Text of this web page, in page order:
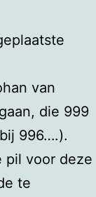
van
die 999
996….).
pil voor deze
te